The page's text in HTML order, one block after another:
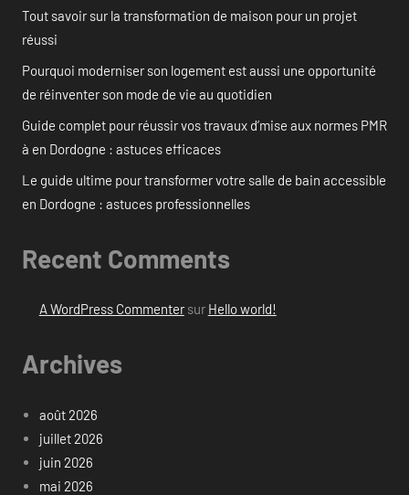
Tout savoir sur la transformation de maison pour un projet
réussi
Pourquoi moderniser son logement est aussi une opportunité
de réinventer son mode de vie au quotidien
Guide complet pour réussir vos travaux d’mise aux normes PMR
à en Dordogne : astuces efficaces
Le guide ultime pour transformer votre salle de bain accessible
en Dordogne : astuces professionnelles
Recent Comments
A WordPress Commentersur Hello world!
Archives
août 2026
juillet 2026
juin 2026
mai 2026